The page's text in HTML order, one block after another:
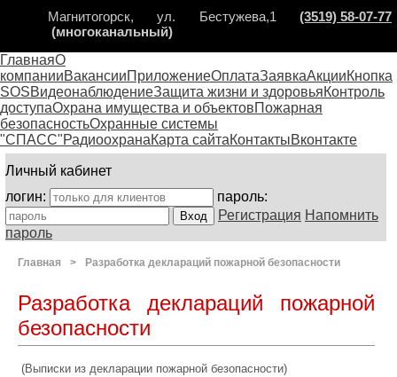
Магнитогорск, ул. Бестужева,1
(3519) 58-07-77
(многоканальный)
ГлавнаяО
компанииВакансииПриложениеОплатаЗаявкаАкцииКнопка
SOSВидеонаблюдениеЗащита жизни и здоровьяКонтроль
доступаОхрана имущества и объектовПожарная
безопасностьОхранные системы
"СПАСС"РадиоохранаКарта сайтаКонтактыВконтакте
Личный кабинет
логин:
пароль:
Регистрация Напомнить
пароль
Главная > Разработка деклараций пожарной безопасности
Разработка деклараций пожарной
безопасности
(Выписки из декларации пожарной безопасности)